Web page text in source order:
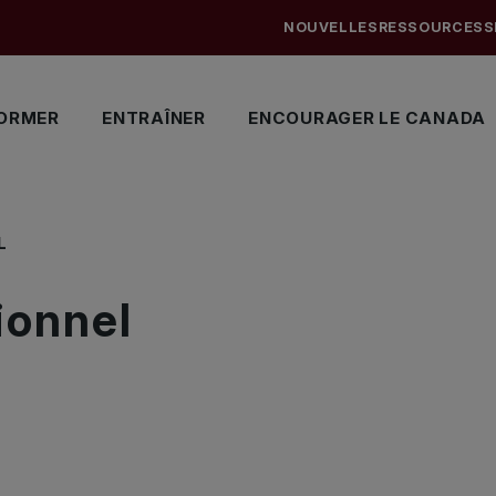
ENTRAÎNER ENCOURAGER LE CANADA
NOUVELLES RESSOURCES